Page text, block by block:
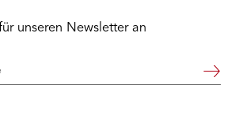
unseren Newsletter an
Weiter